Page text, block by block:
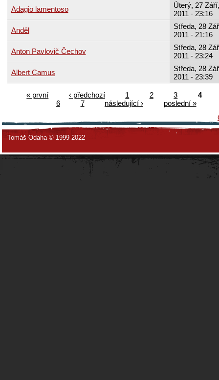
Adagio lamentoso
Úterý, 27 Září,
2011 - 23:16
Anděl
Středa, 28
2011 - 21:16
Anton Pavlovič Čechov
Středa, 28
2011 - 23:24
Albert Camus
Středa, 28
2011 - 23:39
« první ‹ předchozí 1 2 3
4
6
7 následující ›
poslední »
Tomáš Odaha © 1999-2022